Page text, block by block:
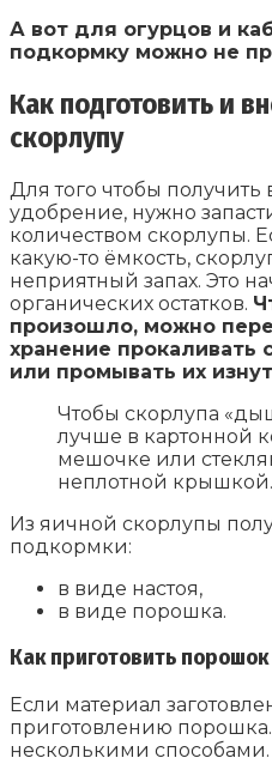
А вот для огурцов и
подкормку можно не
Как подготовить и
скорлупу
Для того чтобы
удобрение, нужно
количеством скорлупы.
какую-то ёмкость,
неприятный запах. Это
органических остатков.
произошло, можно
хранение прокаливать
или промывать их
Чтобы скорлупа
лучше в картонной
мешочке или
неплотной крышкой.
Из яичной скорлупы
подкормки:
в виде настоя,
в виде порошка.
Как приготовить
Если материал
приготовлению
несколькими способами.